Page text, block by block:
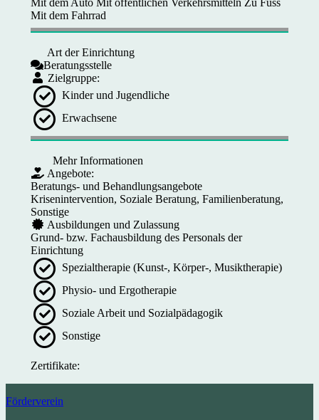
Mit dem Auto Mit öffentlichen Verkehrsmitteln Zu Fuss
Mit dem Fahrrad
Art der Einrichtung
Beratungsstelle
Zielgruppe:
Kinder und Jugendliche
Erwachsene
Mehr Informationen
Angebote:
Beratungs- und Behandlungsangebote
Krisenintervention, Soziale Beratung, Familienberatung,
Sonstige
Ausbildungen und Zulassung
Grund- bzw. Fachausbildung des Personals der
Einrichtung
Spezialtherapie (Kunst-, Körper-, Musiktherapie)
Physio- und Ergotherapie
Soziale Arbeit und Sozialpädagogik
Sonstige
Zertifikate:
Förderverein